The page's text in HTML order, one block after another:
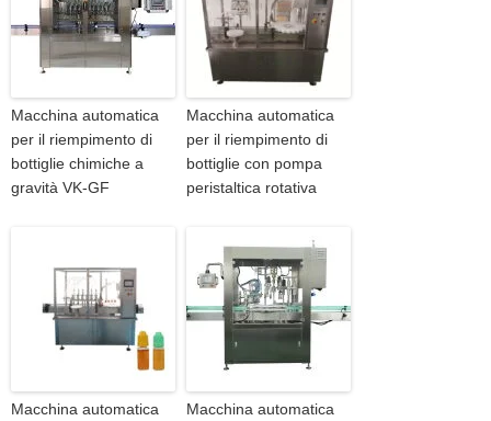
Macchina automatica
per il riempimento di
bottiglie chimiche a
gravità VK-GF
Macchina automatica
per il riempimento di
bottiglie con pompa
peristaltica rotativa
Macchina automatica
Macchina automatica